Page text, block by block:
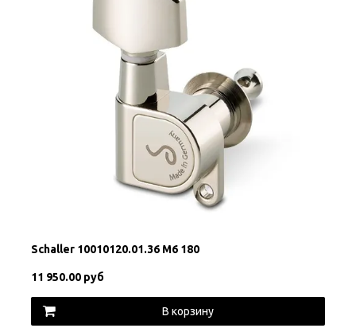
Schaller 10010120.01.36 M6 180
11 950.00 руб
В корзину